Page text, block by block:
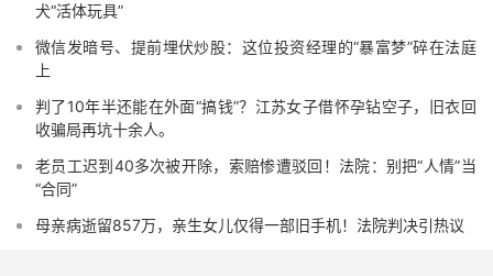
犬“活体玩具”
微信发暗号、提前埋伏炒股：这位投资经理的“暴富梦”碎在法庭
上
判了10年半还能在外面“搞钱”？江苏女子借怀孕钻空子，旧衣回
收骗局再坑十余人。
老员工迟到40多次被开除，索赔惨遭驳回！法院：别把“人情”当
“合同”
母亲病逝留857万，亲生女儿仅得一部旧手机！法院判决引热议